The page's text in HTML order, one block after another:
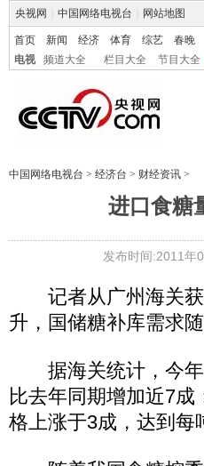
央视网 中国网络电视台 网站地图
首页 新闻 经济 体育 综艺 春晚
电视
频道大全 栏目大全 节目大全
中国网络电视台 > 经济台 > 财经资讯 >
进口食糖
发布时间:2011年
记者从广州海关获
升，国储糖补库需求
据海关统计，今年1
比去年同期增加近7
格上涨于3成，达到每